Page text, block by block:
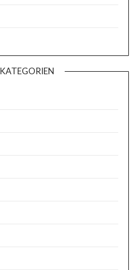
KATEGORIEN